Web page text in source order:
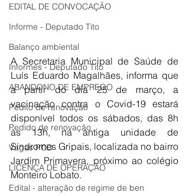
EDITAL DE CONVOCAÇÃO
Informe - Deputado Tito
Balanço ambiental
Informes - Deputado Tito
ABANDONO DE EMPREGO
Pedito de renovação
Pedido de renovação
Vagas PCD
LICENÇA DE OPERAÇÃO
Edital - alteração de regime de ben
A Secretaria Municipal de Saúde de
Luís Eduardo Magalhães, informa que
a partir do dia 25 de março, a
vacinação contra o Covid-19 estará
disponível todos os sábados, das 8h
às 13h, na antiga unidade de
Síndromes Gripais, localizada no bairro
Jardim Primavera, próximo ao colégio
Monteiro Lobato.